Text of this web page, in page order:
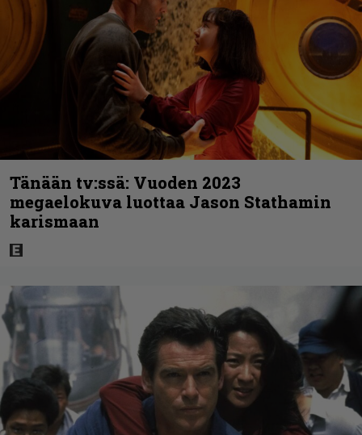
Tänään tv:ssä: Vuoden 2023
megaelokuva luottaa Jason Stathamin
karismaan